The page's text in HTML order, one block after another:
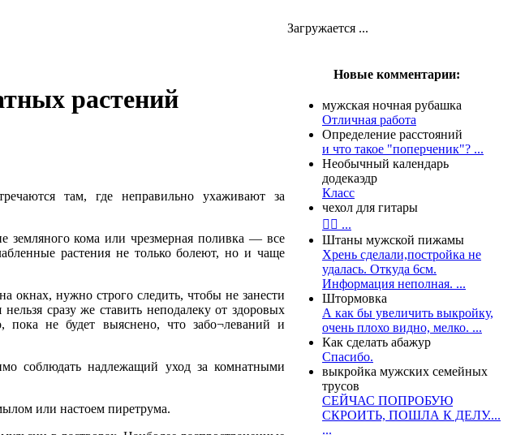
Загружается ...
растений
там, где неправильно ухаживают за
земляного кома или чрезмерная поливка — все
растения не только болеют, но и чаще
окнах, нужно строго следить, чтобы не занести
сразу же ставить неподалеку от здоровых
не будет выяснено, что забо¬леваний и
соблюдать надлежащий уход за комнатными
или настоем пиретрума.
Новые комментарии:
мужская ночная рубашка
Отличная работа
Определение расстояний
и что такое "поперченик"? ...
Необычный календарь
додекаэдр
Класс
чехол для гитары
👍🏻 ...
Штаны мужской пижамы
Хрень сделали,постройка не
удалась. Откуда 6см.
Информация неполная. ...
Штормовка
А как бы увеличить выкройку,
очень плохо видно, мелко. ...
Как сделать абажур
Спасибо.
выкройка мужских семейных
трусов
СЕЙЧАС ПОПРОБУЮ
СКРОИТЬ, ПОШЛА К ДЕЛУ....
...